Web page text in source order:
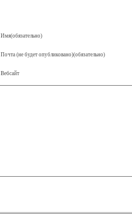
Имя(обязательно)
Почта (не будет опубликовано)(обязательно)
Вебсайт